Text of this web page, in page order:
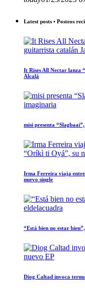
Latest posts • Posteos
It Rises All Nectar lanza
Alcalá
misi presenta
Irma Ferreira viaja
nuevo single
“Está bien no estar
Diog Caltad invoca